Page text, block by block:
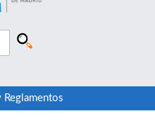
Reglamentos